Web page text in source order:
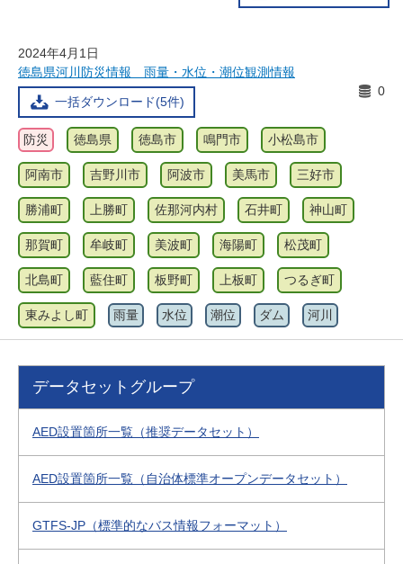
2024年4月1日
徳島県河川防災情報 雨量・水位・潮位観測情報
一括ダウンロード(5件)
0
防災 徳島県 徳島市 鳴門市 小松島市
阿南市 吉野川市 阿波市 美馬市 三好市
勝浦町 上勝町 佐那河内村 石井町 神山町
那賀町 牟岐町 美波町 海陽町 松茂町
北島町 藍住町 板野町 上板町 つるぎ町
東みよし町 雨量 水位 潮位 ダム 河川
データセットグループ
AED設置箇所一覧（推奨データセット）
AED設置箇所一覧（自治体標準オープンデータセット）
GTFS-JP（標準的なバス情報フォーマット）